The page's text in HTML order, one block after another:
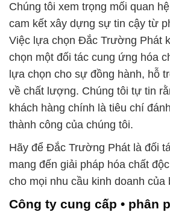
Chúng tôi xem trọng mối quan
cam kết xây dựng sự tin cậy từ
Việc lựa chọn Đắc Trường Phát
chọn một đối tác cung ứng hóa
lựa chọn cho sự đồng hành, hỗ
về chất lượng. Chúng tôi tự tin
khách hàng chính là tiêu chí
thành công của chúng tôi.
Hãy để Đắc Trường Phát là đối
mang đến giải pháp hóa chất
cho mọi nhu cầu kinh doanh của
Công ty cung cấp • phân